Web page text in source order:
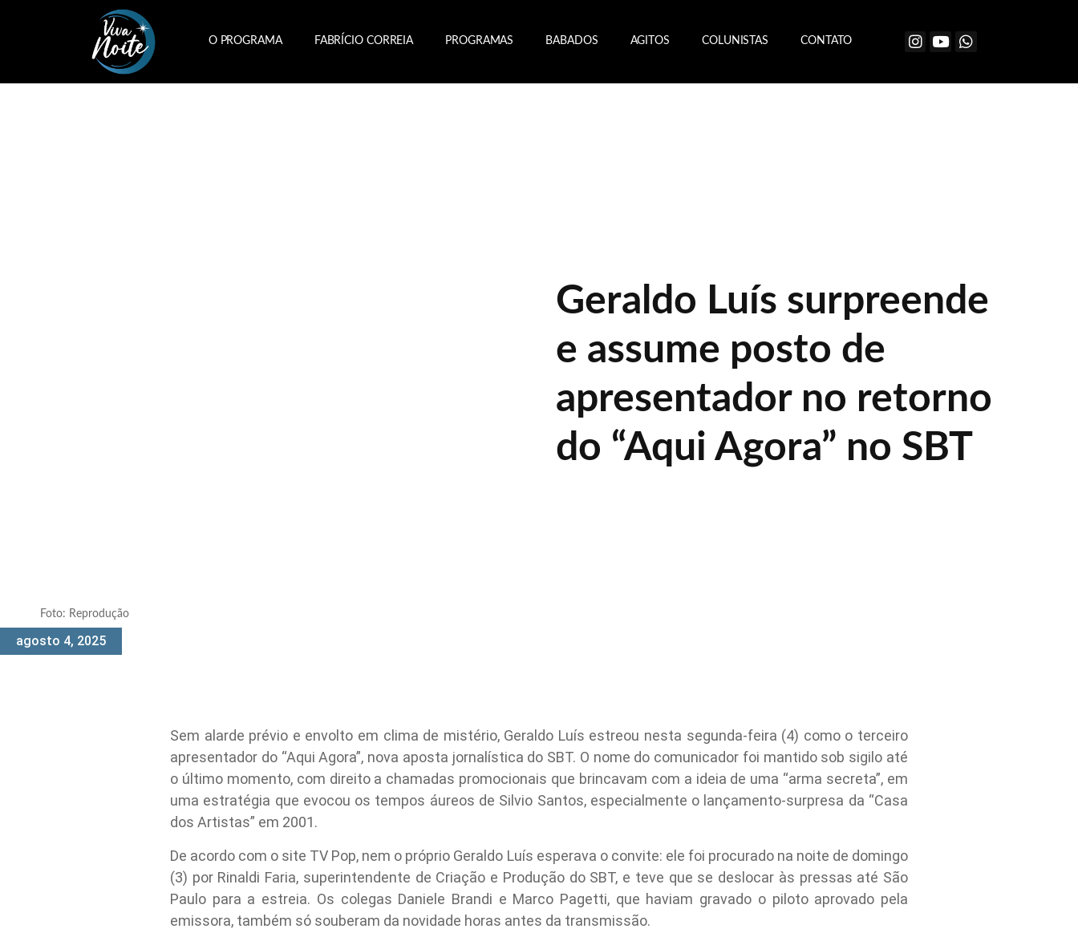
O PROGRAMA FABRÍCIO CORREIA PROGRAMAS BABADOS AGITOS COLUNISTAS CONTATO
Foto: Reprodução
agosto 4, 2025
Geraldo Luís surpreende
e assume posto de
apresentador no retorno
do “Aqui Agora” no SBT
Sem alarde prévio e envolto em clima de mistério, Geraldo Luís estreou nesta segunda-feira (4) como o terceiro
apresentador do “Aqui Agora”, nova aposta jornalística do SBT. O nome do comunicador foi mantido sob sigilo até
o último momento, com direito a chamadas promocionais que brincavam com a ideia de uma “arma secreta”, em
uma estratégia que evocou os tempos áureos de Silvio Santos, especialmente o lançamento-surpresa da “Casa
dos Artistas” em 2001.
De acordo com o site TV Pop, nem o próprio Geraldo Luís esperava o convite: ele foi procurado na noite de domingo
(3) por Rinaldi Faria, superintendente de Criação e Produção do SBT, e teve que se deslocar às pressas até São
Paulo para a estreia. Os colegas Daniele Brandi e Marco Pagetti, que haviam gravado o piloto aprovado pela
emissora, também só souberam da novidade horas antes da transmissão.